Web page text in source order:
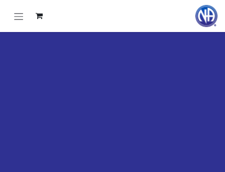
تخطي للذهاب إلى المحتوى